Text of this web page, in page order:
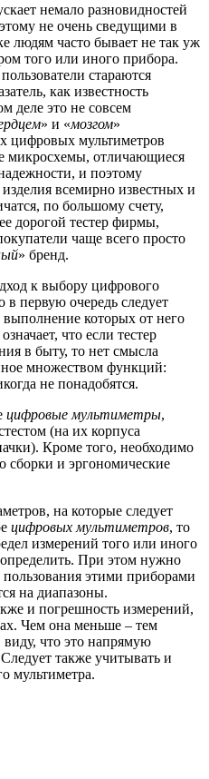
немало разновидностей
не очень сведущими в
людям часто бывает не так уж
того или иного прибора.
стараются
как известность
деле это не совсем
» и «мозгом»
цифровых мультиметров
микросхемы, отличающиеся
и поэтому
всемирно известных и
по большому счету,
дорогой тестер фирмы,
чаще всего просто
» бренд.
к выбору цифрового
в первую очередь следует
выполнение которых от него
что если тестер
в быту, то нет смысла
множеством функций:
не понадобятся.
цифровые мультиметры,
(на их корпуса
Кроме того, необходимо
сборки и эргономические
на которые следует
цифровых мультиметров, то
измерений того или иного
определить. При этом нужно
пользования этими приборами
на диапазоны.
и погрешность измерений,
Чем она меньше – тем
виду, что это напрямую
также учитывать и
мультиметра.